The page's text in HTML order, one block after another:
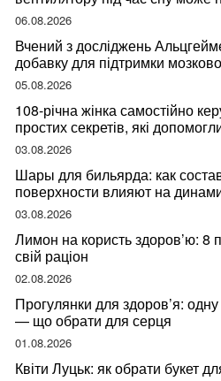
ваше здоров’я
06.08.2026
Вчений з досліджень
добавку для підтримки
05.08.2026
108-річна жінка самостійно
простих секретів, які
03.08.2026
Шары для бильярда: как
поверхности влияют на
03.08.2026
Лимон на користь здоров’ю: 8
свій раціон
02.08.2026
Прогулянки для здоров’я: одну
— що обрати для серця
01.08.2026
Квіти Луцьк: як обрати букет